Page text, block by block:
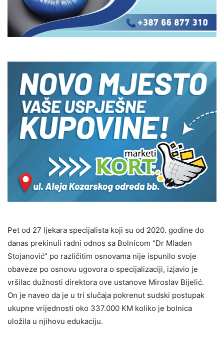
Pet od 27 ljekara specijalista koji su od 2020. godine do
danas prekinuli radni odnos sa Bolnicom “Dr Mladen
Stojanović” po različitim osnovama nije ispunilo svoje
obaveze po osnovu ugovora o specijalizaciji, izjavio je
vršilac dužnosti direktora ove ustanove Miroslav Bijelić.
On je naveo da je u tri slučaja pokrenut sudski postupak
ukupne vrijednosti oko 337.000 KM koliko je bolnica
uložila u njihovu edukaciju.